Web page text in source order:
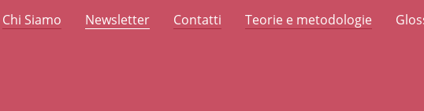
Chi Siamo Newsletter Contatti Teorie e metodologie